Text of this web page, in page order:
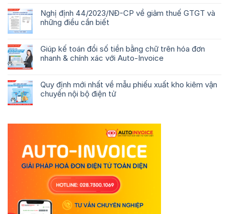
Nghị định 44/2023/NĐ-CP về giảm thuế GTGT và
những điều cần biết
Giúp kế toán đổi số tiền bằng chữ trên hóa đơn
nhanh & chính xác với Auto-Invoice
Quy định mới nhất về mẫu phiếu xuất kho kiêm vận
chuyển nội bộ điện tử